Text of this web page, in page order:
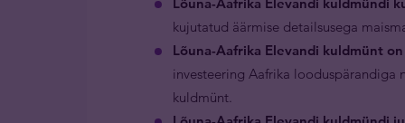
kujutatud äärmise detailsusega
Lõuna-Aafrika Elevandi kuldmünt
investeering Aafrika looduspärandiga
kuldmünt.